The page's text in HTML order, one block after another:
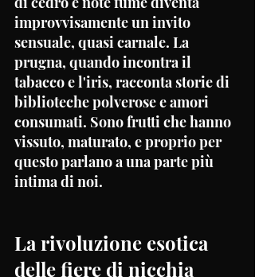
improvvisamente un invito
sensuale, quasi carnale. La
prugna, quando incontra il
tabacco e l'iris, racconta storie di
biblioteche polverose e amori
consumati. Sono frutti che hanno
vissuto, maturato, e proprio per
questo parlano a una parte più
intima di noi.
La rivoluzione esotica
delle fiere di nicchia